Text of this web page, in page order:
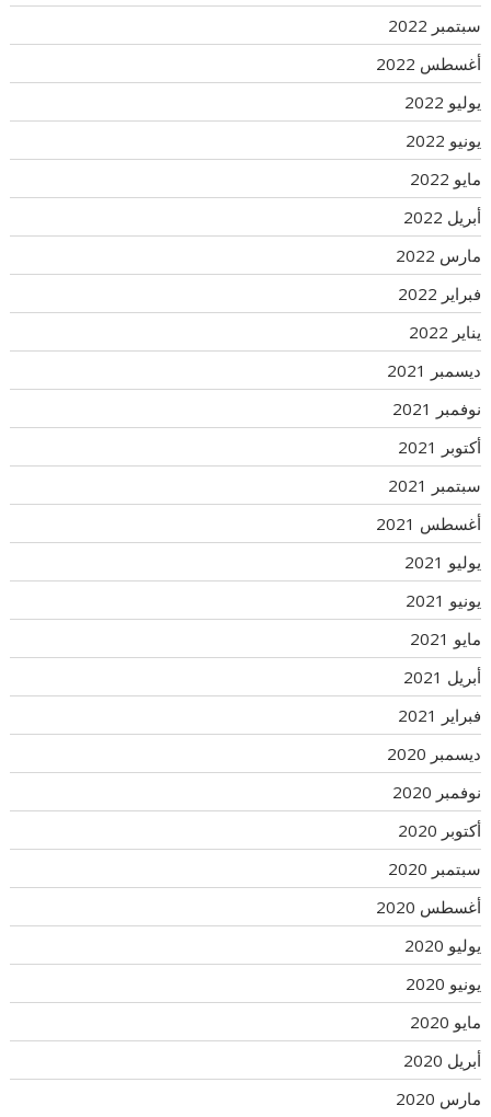
سبتمبر 2022
أغسطس 2022
يوليو 2022
يونيو 2022
مايو 2022
أبريل 2022
مارس 2022
فبراير 2022
يناير 2022
ديسمبر 2021
نوفمبر 2021
أكتوبر 2021
سبتمبر 2021
أغسطس 2021
يوليو 2021
يونيو 2021
مايو 2021
أبريل 2021
فبراير 2021
ديسمبر 2020
نوفمبر 2020
أكتوبر 2020
سبتمبر 2020
أغسطس 2020
يوليو 2020
يونيو 2020
مايو 2020
أبريل 2020
مارس 2020